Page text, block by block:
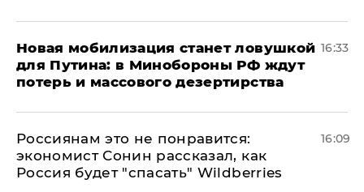
​Новая мобилизация станет ловушкой
для Путина: в Минобороны РФ ждут
потерь и массового дезертирства
16:33
Россиянам это не понравится:
экономист Сонин рассказал, как
Россия будет "спасать" Wildberries
16:09